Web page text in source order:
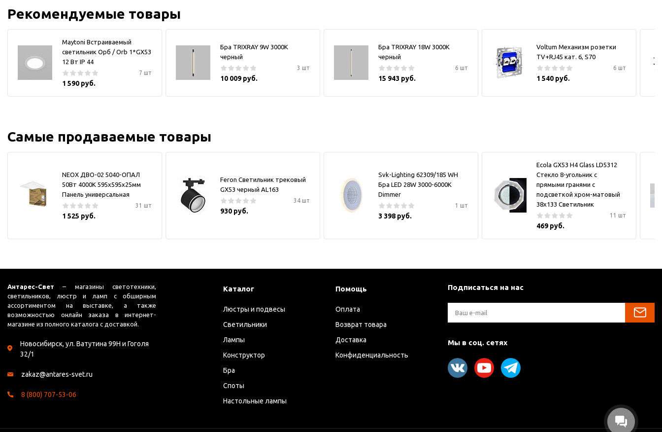
Рекомендуемые товары
Maytoni Встраиваемый
светильник Орб / Orb 1*GX53
12 Вт IP 44
7 шт
1 590 руб.
Бра TRIXRAY 9W 3000К
черный
3 шт
10 009 руб.
Бра TRIXRAY 18W 3000К
черный
6 шт
15 943 руб.
Voltum Механизм розетки
TV+RJ45 кат. 6, S70
6 шт
1 540 руб.
Самые продаваемые товары
NEOX ДВО-02 5040-ОПАЛ
50Вт 4000К 595х595х25мм
Панель универсальная
31 шт
1 525 руб.
Feron Светильник трековый
GX53 черный AL163
34 шт
930 руб.
Svk-Lighting 62309/185 WH
Бра LED 28W 3000-6000K
Dimmer
1 шт
3 398 руб.
Ecola GX53 H4 Glass LD5312
Стекло 8-угольник с
прямыми гранями с
подсветкой хром-матовый
38x133 Светильник
11 шт
469 руб.
Антарес-Свет – магазины светотехники,
светильников, люстр и ламп с обширным
ассортиментом на выставке, а также
возможностью онлайн заказа в интернет-
магазине из полного каталога с доставкой.
Новосибирск, ул. Ватутина 99Н и Гоголя
32/1
zakaz@antares-svet.ru
8 (800) 707-53-06
Каталог
Люстры и подвесы
Светильники
Лампы
Конструктор
Бра
Споты
Настольные лампы
Помощь
Оплата
Возврат товара
Доставка
Конфиденциальность
Подписаться на нас
Мы в соц. сетях